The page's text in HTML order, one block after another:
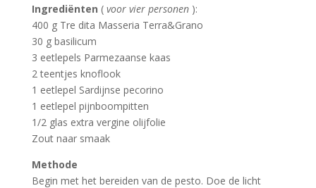
Ingrediënten ( voor vier personen ):
400 g Tre dita Masseria Terra&Grano
30 g basilicum
3 eetlepels Parmezaanse kaas
2 teentjes knoflook
1 eetlepel Sardijnse pecorino
1 eetlepel pijnboompitten
1/2 glas extra vergine olijfolie
Zout naar smaak
Methode
Begin met het bereiden van de pesto. Doe de licht